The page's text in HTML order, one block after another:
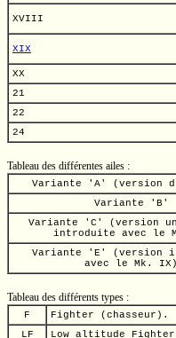
XVIII
XIX
XX
21
22
24
Tableau des différentes ailes :
Variante 'A' (version
Variante 'B'
Variante 'C' (version
introduite avec le
Variante 'E' (version
avec le Mk. IX)
Tableau des différents types :
F
Fighter (chasseur).
LF
Low altitude